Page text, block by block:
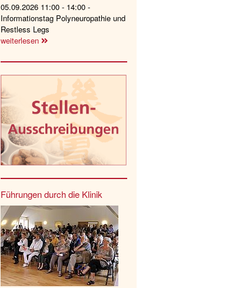
05.09.2026 11:00 - 14:00 -
Informationstag Polyneuropathie und
Restless Legs
weiterlesen
Führungen durch die Klinik